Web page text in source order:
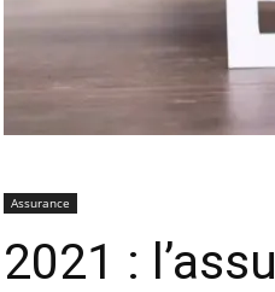
Assurance
2021 :